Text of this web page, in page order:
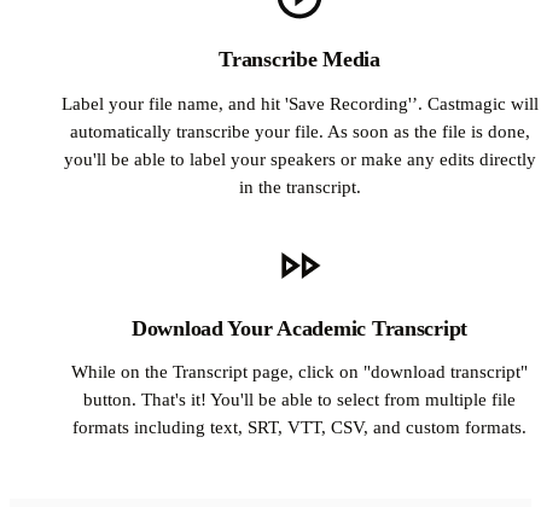
Transcribe Media
Label your file name, and hit 'Save Recording'’. Castmagic will
automatically transcribe your file. As soon as the file is done,
you'll be able to label your speakers or make any edits directly
in the transcript.
Download Your Academic Transcript
While on the Transcript page, click on "download transcript"
button. That's it! You'll be able to select from multiple file
formats including text, SRT, VTT, CSV, and custom formats.